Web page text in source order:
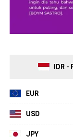
IDR
EUR
USD
JPY